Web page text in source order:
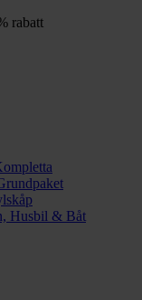
rabatt
Husbil & Båt